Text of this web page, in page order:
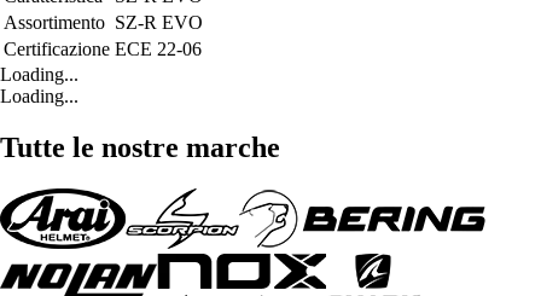
Assortimento SZ-R EVO
Certificazione ECE 22-06
Loading...
Loading...
Tutte le nostre marche